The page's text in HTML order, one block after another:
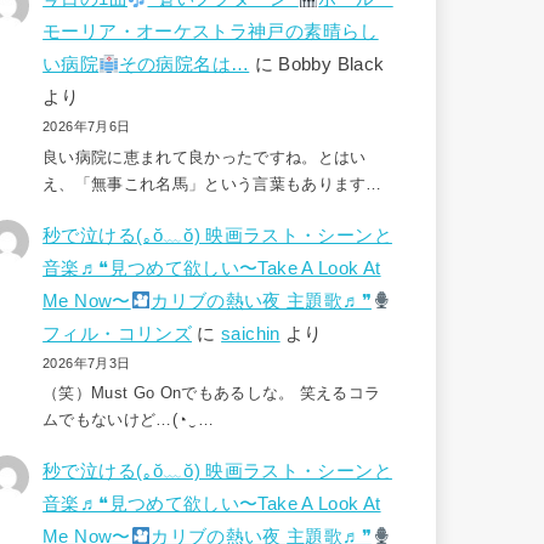
モーリア・オーケストラ神戸の素晴らし
い病院
その病院名は… に Bobby Black
より
2026年7月6日
良い病院に恵まれて良かったですね。とはい
え、「無事これ名馬」という言葉もあります…
秒で泣ける(⁠｡⁠ŏ⁠﹏⁠ŏ⁠) 映画ラスト・シーンと
音楽♬❝見つめて欲しい〜Take A Look At
Me Now〜
カリブの熱い夜 主題歌♬❞
フィル・コリンズ にsaichin より
2026年7月3日
（笑）Must Go Onでもあるしな。 笑えるコラ
ムでもないけど…(⁠◔⁠‿⁠…
秒で泣ける(⁠｡⁠ŏ⁠﹏⁠ŏ⁠) 映画ラスト・シーンと
音楽♬❝見つめて欲しい〜Take A Look At
Me Now〜
カリブの熱い夜 主題歌♬❞